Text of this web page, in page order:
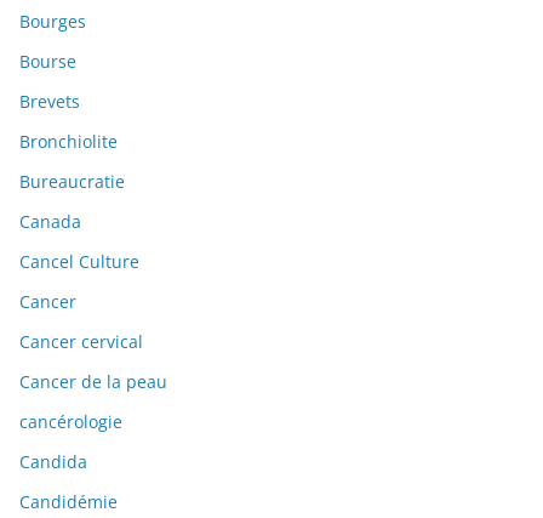
Bourges
Bourse
Brevets
Bronchiolite
Bureaucratie
Canada
Cancel Culture
Cancer
Cancer cervical
Cancer de la peau
cancérologie
Candida
Candidémie